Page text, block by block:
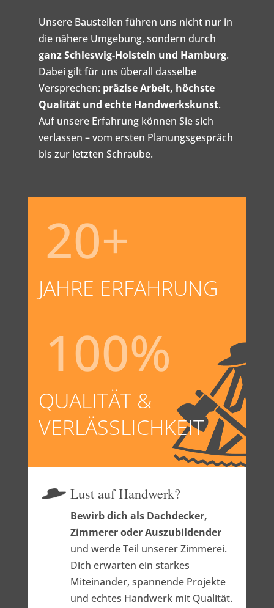
Unsere Baustellen führen uns nicht nur in
die nähere Umgebung, sondern durch
ganz Schleswig-Holstein und Hamburg.
Dabei gilt für uns überall dasselbe
Versprechen: präzise Arbeit, höchste
Qualität und echte Handwerkskunst.
Auf unsere Erfahrung können Sie sich
verlassen – vom ersten Planungsgespräch
bis zur letzten Schraube.
20+
JAHRE ERFAHRUNG
100%
QUALITÄT &
VERLÄSSLICHKEIT
Lust auf Handwerk?
Bewirb dich als Dachdecker,
Zimmerer oder Auszubildender
und werde Teil unserer Zimmerei.
Dich erwarten ein starkes
Miteinander, spannende Projekte
und echtes Handwerk mit Qualität.